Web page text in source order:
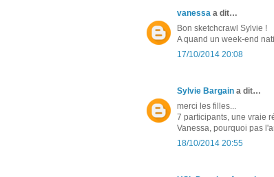
vanessa a dit…
Bon sketchcrawl Sylvie !
A quand un week-end
17/10/2014 20:08
Sylvie Bargain a dit…
merci les filles...
7 participants, une vraie
Vanessa, pourquoi pas
18/10/2014 20:55